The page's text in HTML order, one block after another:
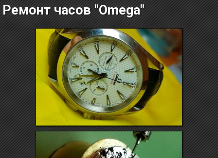
Ремонт часов "Omega"